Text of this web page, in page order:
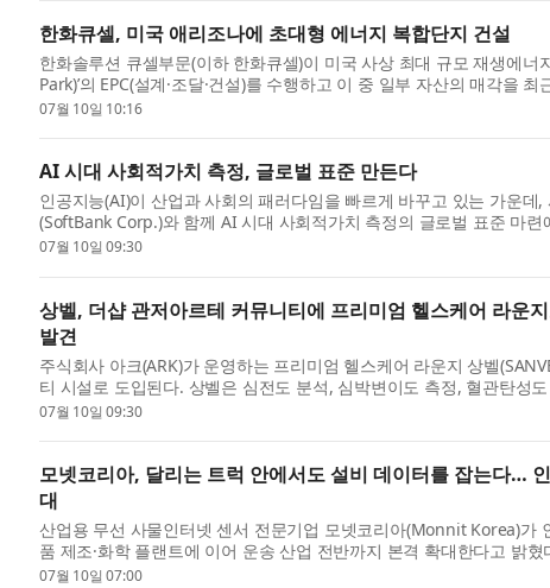
한화큐셀, 미국 애리조나에 초대형 에너지 복합단지 건설
한화솔루션 큐셀부문(이하 한화큐셀)이 미국 사상 최대 규모 재생에
Park)’의 EPC(설계·조달·건설)를 수행하고 이 중 일부 자산의 매각을
아...
07월 10일 10:16
AI 시대 사회적가치 측정, 글로벌 표준 만든다
인공지능(AI)이 산업과 사회의 패러다임을 빠르게 바꾸고 있는 가운데
(SoftBank Corp.)와 함께 AI 시대 사회적가치 측정의 글로벌 표준 마
워에서 S...
07월 10일 09:30
상벨, 더샵 관저아르테 커뮤니티에 프리미엄 헬스케어 라운
발견
주식회사 아크(ARK)가 운영하는 프리미엄 헬스케어 라운지 상벨
티 시설로 도입된다. 상벨은 심전도 분석, 심박변이도 측정, 혈관탄성
입...
07월 10일 09:30
모넷코리아, 달리는 트럭 안에서도 설비 데이터를 잡는다…
대
산업용 무선 사물인터넷 센서 전문기업 모넷코리아(Monnit Korea)가
품 제조·화학 플랜트에 이어 운송 산업 전반까지 본격 확대한다고
장 운송...
07월 10일 07:00